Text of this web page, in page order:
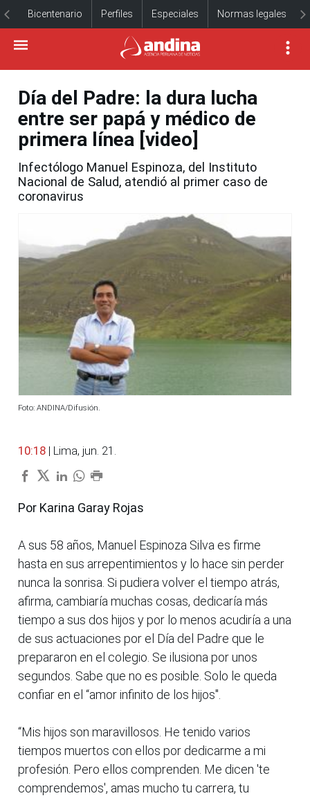
Bicentenario Perfiles Especiales Normas legales
Día del Padre: la dura lucha
entre ser papá y médico de
primera línea [video]
Infectólogo Manuel Espinoza, del Instituto
Nacional de Salud, atendió al primer caso de
coronavirus
Foto: ANDINA/Difusión.
10:18 | Lima, jun. 21.
Por Karina Garay Rojas
A sus 58 años, Manuel Espinoza Silva es firme
hasta en sus arrepentimientos y lo hace sin perder
nunca la sonrisa. Si pudiera volver el tiempo atrás,
afirma, cambiaría muchas cosas, dedicaría más
tiempo a sus dos hijos y por lo menos acudiría a una
de sus actuaciones por el Día del Padre que le
prepararon en el colegio. Se ilusiona por unos
segundos. Sabe que no es posible. Solo le queda
confiar en el “amor infinito de los hijos".
“Mis hijos son maravillosos. He tenido varios
tiempos muertos con ellos por dedicarme a mi
profesión. Pero ellos comprenden. Me dicen 'te
comprendemos', amas mucho tu carrera, tu